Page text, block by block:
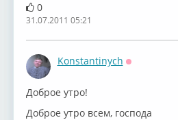
0
31.07.2011 05:21
Konstantinych
Доброе утро!
Доброе утро всем, господа